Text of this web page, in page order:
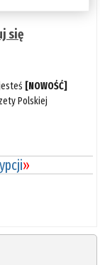
się
[NOWOŚĆ]
Polskiej
»